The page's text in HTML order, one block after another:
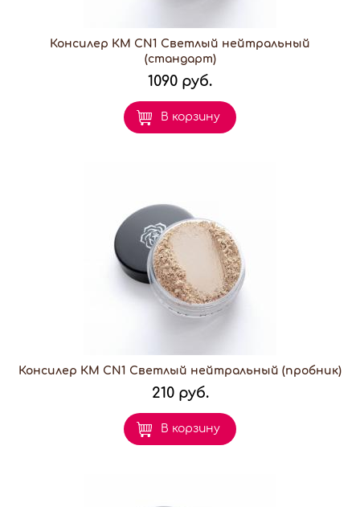
Консилер КМ CN1 Светлый нейтральный
(стандарт)
1090 руб.
В корзину
Консилер КМ CN1 Светлый нейтральный (пробник)
210 руб.
В корзину